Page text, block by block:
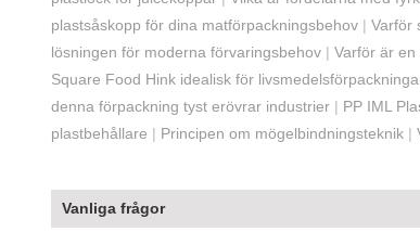
plastsåskopp för dina matförpackningsbehov | Varför
lösningen för moderna förvaringsbehov | Varför är
Square Food Hink idealisk för
denna förpackning tyst erövrar industrier | PP IML
plastbehållare | Principen om mögelbindningsteknik |
Vanliga frågor